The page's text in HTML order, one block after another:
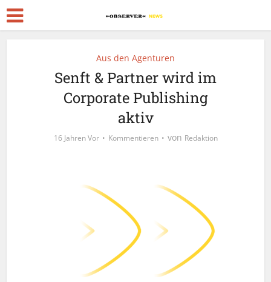
Aus den Agenturen
Senft & Partner wird im
Corporate Publishing
aktiv
16 Jahren Vor Kommentieren von Redaktion